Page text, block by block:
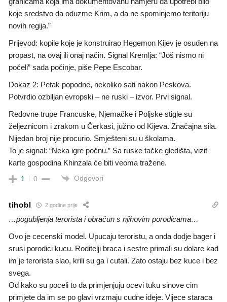
koje sredstvo da oduzme Krim, a da ne spominjemo teritoriju
novih regija.”
Prijevod: kopile koje je konstruirao Hegemon Kijev je osuđen na
propast, na ovaj ili onaj način. Signal Kremlja: “Još nismo ni
počeli” sada počinje, piše Pepe Escobar.
Dokaz 2: Petak popodne, nekoliko sati nakon Peskova.
Potvrdio ozbiljan evropski – ne ruski – izvor. Prvi signal.
Redovne trupe Francuske, Njemačke i Poljske stigle su
željeznicom i zrakom u Čerkasi, južno od Kijeva. Značajna sila.
Nijedan broj nije procurio. Smješteni su u školama.
To je signal: “Neka igre počnu.” Sa ruske tačke gledišta, vizit
karte gospodina Khinzala će biti veoma tražene.
1 0 Odgovori
tihobl 2 godine prije
…pogubljenja terorista i obračun s njihovim porodicama…
Ovo je cecenski model. Upucaju teroristu, a onda dodje bager i
srusi porodici kucu. Roditelji braca i sestre primali su dolare kad
im je terorista slao, krili su ga i cutali. Zato ostaju bez kuce i bez
svega.
Od kako su poceli to da primjenjuju ocevi tuku sinove cim
primjete da im se po glavi vrzmaju cudne ideje. Vijece staraca